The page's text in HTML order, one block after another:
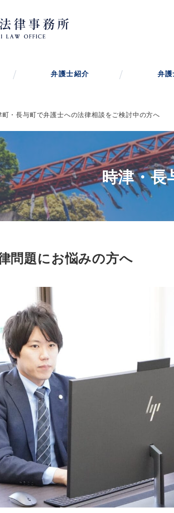
弁護士紹介 弁
町・長与町で弁護士への法律相談をご検討中の方へ
時津・長
問題にお悩みの方へ